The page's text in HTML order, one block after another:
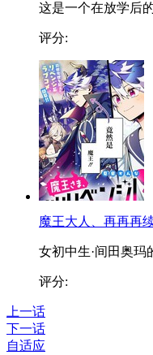
这是一个在放学后
评分:
魔王大人、再再再
女初中生·间田奥玛
评分:
上一话
下一话
自适应